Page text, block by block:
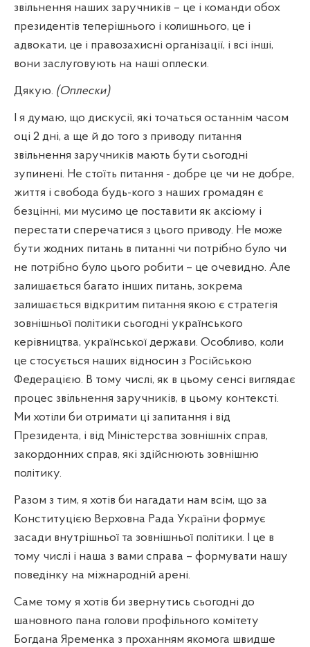
звільнення наших заручників – це і команди обох
президентів теперішнього і колишнього, це і
адвокати, це і правозахисні організації, і всі інші,
вони заслуговують на наші оплески.
Дякую. (Оплески)
І я думаю, що дискусії, які точаться останнім часом
оці 2 дні, а ще й до того з приводу питання
звільнення заручників мають бути сьогодні
зупинені. Не стоїть питання - добре це чи не добре,
життя і свобода будь-кого з наших громадян є
безцінні, ми мусимо це поставити як аксіому і
перестати сперечатися з цього приводу. Не може
бути жодних питань в питанні чи потрібно було чи
не потрібно було цього робити – це очевидно. Але
залишається багато інших питань, зокрема
залишається відкритим питання якою є стратегія
зовнішньої політики сьогодні українського
керівництва, української держави. Особливо, коли
це стосується наших відносин з Російською
Федерацією. В тому числі, як в цьому сенсі виглядає
процес звільнення заручників, в цьому контексті.
Ми хотіли би отримати ці запитання і від
Президента, і від Міністерства зовнішніх справ,
закордонних справ, які здійснюють зовнішню
політику.
Разом з тим, я хотів би нагадати нам всім, що за
Конституцією Верховна Рада України формує
засади внутрішньої та зовнішньої політики. І це в
тому числі і наша з вами справа – формувати нашу
поведінку на міжнародній арені.
Саме тому я хотів би звернутись сьогодні до
шановного пана голови профільного комітету
Богдана Яременка з проханням якомога швидше